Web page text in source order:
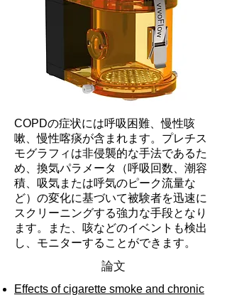
COPDの症状には呼吸困難、慢性咳
嗽、慢性喀痰が含まれます。プレチス
モグラフィは非侵襲的な手法であるた
め、換気パラメータ（呼吸回数、潮容
積、吸気または呼気のピーク流量な
ど）の変化に基づいて被験者を迅速に
スクリーニングする強力な手段となり
ます。また、咳などのイベントも検出
し、モニターすることができます。
論文
Effects of cigarette smoke and chronic